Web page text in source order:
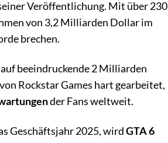
Veröffentlichung. Mit über 230
von 3,2 Milliarden Dollar im
brechen.
beeindruckende 2 Milliarden
Rockstar Games hart gearbeitet,
der Fans weltweit.
Geschäftsjahr 2025, wirdGTA 6